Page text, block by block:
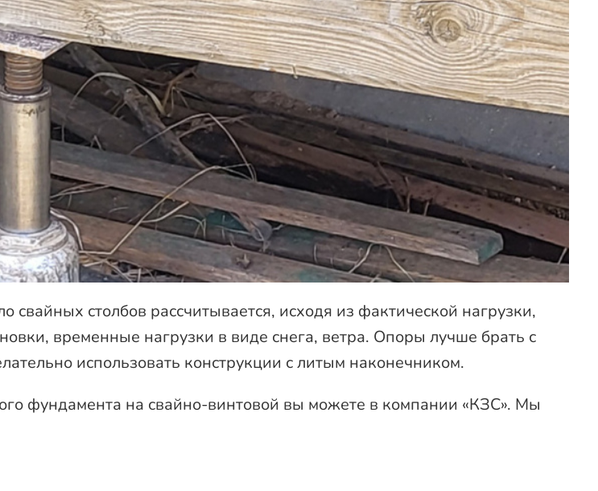
столбов рассчитывается, исходя из фактической нагрузки,
временные нагрузки в виде снега, ветра. Опоры лучше брать с
использовать конструкции с литым наконечником.
фундамента на свайно-винтовой вы можете в компании «КЗС». Мы